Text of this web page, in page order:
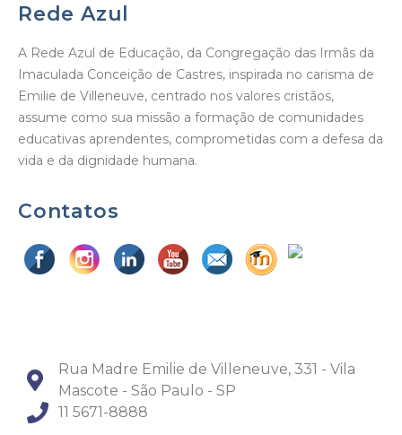
Rede Azul
A Rede Azul de Educação, da Congregação das Irmãs da
Imaculada Conceição de Castres, inspirada no carisma de
Emilie de Villeneuve, centrado nos valores cristãos,
assume como sua missão a formação de comunidades
educativas aprendentes, comprometidas com a defesa da
vida e da dignidade humana.
Contatos
Rua Madre Emilie de Villeneuve, 331 - Vila
Mascote - São Paulo - SP
11 5671-8888